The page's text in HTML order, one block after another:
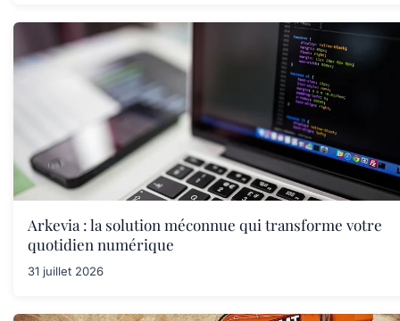
Arkevia : la solution méconnue qui transforme votre
quotidien numérique
31 juillet 2026